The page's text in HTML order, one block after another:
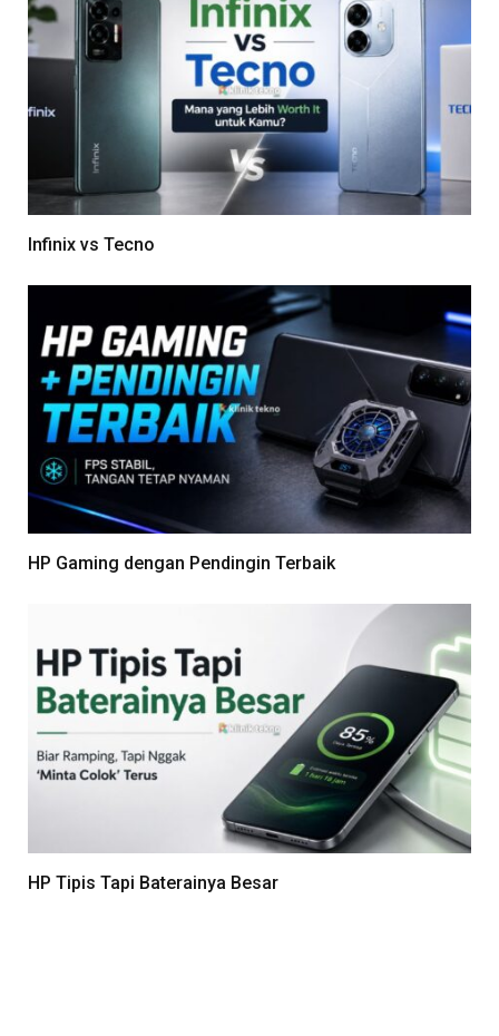
Infinix vs Tecno
HP Gaming dengan Pendingin Terbaik
HP Tipis Tapi Baterainya Besar